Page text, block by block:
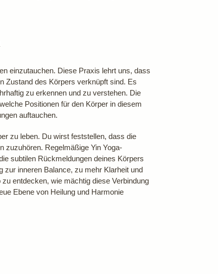
einzutauchen. Diese Praxis lehrt uns, dass
Zustand des Körpers verknüpft sind. Es
zu erkennen und zu verstehen. Die
Positionen für den Körper in diesem
auftauchen.
zu leben. Du wirst feststellen, dass die
zuzuhören. Regelmäßige Yin Yoga-
subtilen Rückmeldungen deines Körpers
zur inneren Balance, zu mehr Klarheit und
entdecken, wie mächtig diese Verbindung
Ebene von Heilung und Harmonie